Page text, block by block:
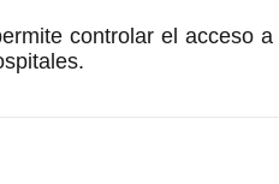
controlar el acceso